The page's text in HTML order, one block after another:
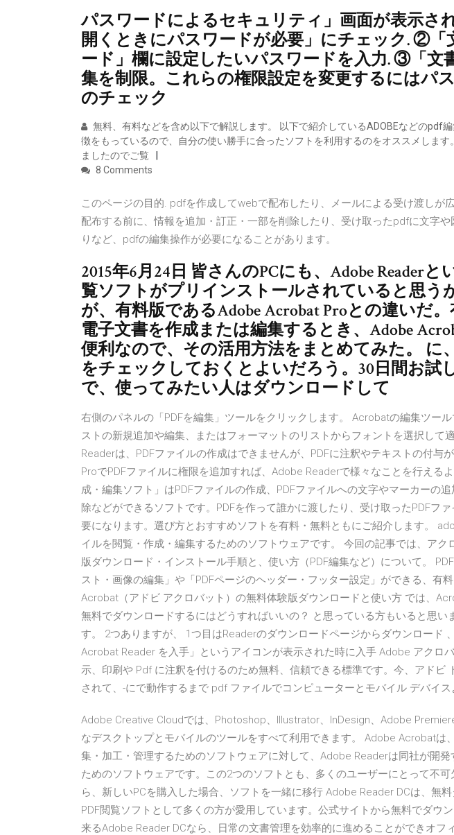
パスワードによるセキュリティ」画面が表示さ
開くときにパスワードが必要」にチェック. ②「
ード」欄に設定したいパスワードを入力. ③「文
集を制限。これらの権限設定を変更するにはパ
のチェック
無料、有料などを含め以下で解説します。 以下で紹介しているADOBEなどのpdf
徴をもっているので、自分の使い勝手に合ったソフトを利用するのをオススメします
ましたのでご覧
8 Comments
このページの目的. pdfを作成してwebで配布したり、メールによる受け渡しが
配布する前に、情報を追加・訂正・一部を削除したり、受け取ったpdfに文字
りなど、pdfの編集操作が必要になることがあります。
2015年6月24日 皆さんのPCにも、Adobe Readerと
覧ソフトがプリインストールされていると思う
が、有料版であるAdobe Acrobat Proとの違いだ。
電子文書を作成または編集するとき、Adobe
便利なので、その活用方法をまとめてみた。 に
をチェックしておくとよいだろう。30日間お試
で、使ってみたい人はダウンロードして
右側のパネルの「PDFを編集」ツールをクリックします。 Acrobatの編集ツー
ストの新規追加や編集、またはフォーマットのリストからフォントを選択して
Readerは、PDFファイルの作成はできませんが、PDFに注釈やテキストの付与
ProでPDFファイルに権限を追加すれば、Adobe Readerで様々なことを行える
成・編集ソフト」はPDFファイルの作成、PDFファイルへの文字やマーカーの
除などができるソフトです。PDFを作って誰かに渡したり、受け取ったPDFフ
要になります。選び方とおすすめソフトを有料・無料ともにご紹介します。
イルを閲覧・作成・編集するためのソフトウェアです。 今回の記事では、アク
版ダウンロード・インストール手順と、使い方（PDF編集など）について。
スト・画像の編集」や「PDFページのヘッダー・フッター設定」ができる、有
Acrobat（アドビ アクロバット）の無料体験版ダウンロードと使い方 では、
無料でダウンロードするにはどうすればいいの？ と思っている方もいると思い
す。 2つありますが、 1つ目はReaderのダウンロードページからダウンロード
Acrobat Reader を入手」というアイコンが表示された時に入手 Adobe アクロ
示、印刷や Pdf に注釈を付けるのため無料、信頼できる標準です。今、アドビ
されて、-にで動作するまで pdf ファイルでコンピューターとモバイル デバイス
Adobe Creative Cloudでは、Photoshop、Illustrator、InDesign、Adobe
なデスクトップとモバイルのツールをすべて利用できます。 Adobe Acrobatは
集・加工・管理するためのソフトウェアに対して、Adobe Readerは同社が開発
ためのソフトウェアです。この2つのソフトとも、多くのユーザーにとって不
ら、新しいPCを購入した場合、ソフトを一緒に移行 Adobe Reader DCは、無
PDF閲覧ソフトとして多くの方が愛用しています。公式サイトから無料でダウ
来るAdobe Reader DCなら、日常の文書管理を効率的に進めることができオフ